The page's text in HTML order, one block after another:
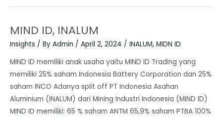
MIND ID, INALUM
Insights / By Admin / April 2, 2024 / INALUM, MIDN ID
MIND ID memiliki anak usaha yaitu MIND ID Trading yang
memiliki 25% saham Indonesia Battery Corporation dan 25%
saham INCO Adanya split off PT Indonesia Asahan
Aluminium (INALUM) dari Mining Industri Indonesia (MIND ID)
MIND ID memiliki: 65 % saham ANTM 65,9% saham PTBA 100%